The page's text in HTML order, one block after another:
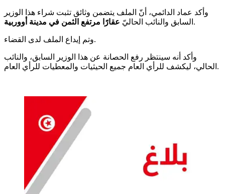
وأكد عماد الدائمي، أنّ الملف يتضمن وثائق تثبت شراء هذا الوزير
السابق والنائب الحاليّ عقارًا مرتفع الثمن في مدينة أووربية .
وتم إيداع الملف لدى القضاء.
وأكد أنه سينتظر رفع الحصانة عن هذا الوزير السابق، والنائب
الحالي، ليكشف للرأي العام جميع الحيثيات والمعطيات للرأي العام.